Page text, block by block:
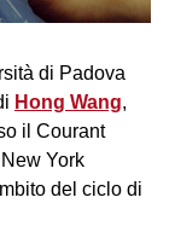
di Padova
Hong Wang,
il Courant
York
del ciclo di